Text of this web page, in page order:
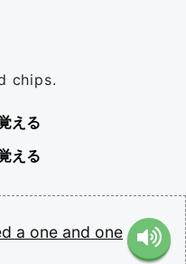
chips.
える
える
a one and one